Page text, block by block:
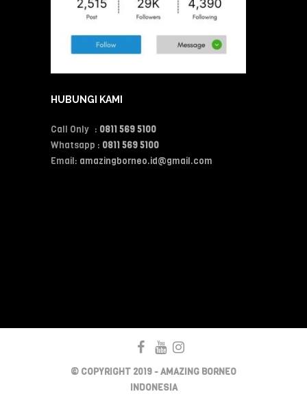
HUBUNGI KAMI
Call Only : 0811 569 5100
Whatsapp : 0811 569 5100
Email: amazingborneo.id@gmail.com
© COPYRIGHT 2019 - AMAZING BORNEO
INDONESIA